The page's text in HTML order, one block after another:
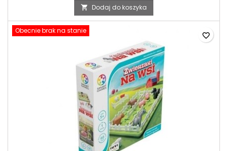
 Dodaj do koszyka
Obecnie brak na stanie
favorite_border